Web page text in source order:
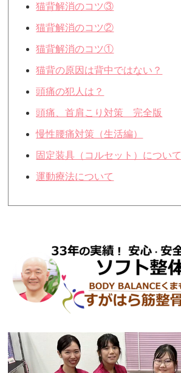
猫背解消のコツ③
猫背解消のコツ②
猫背解消のコツ①
猫背の原因は背中ではない？
頭痛の犯人は？
頭痛、首肩こり対策 完全版
慢性腰痛対策（生活編）
固定装具（コルセット）について
運動療法について